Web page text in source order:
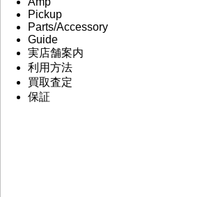
Pickup
Parts/Accessory
Guide
実店舗案内
利用方法
買取査定
保証